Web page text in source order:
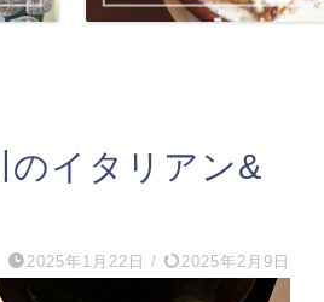
のイタリアン&
2025年1月22日 / 2025年2月9日